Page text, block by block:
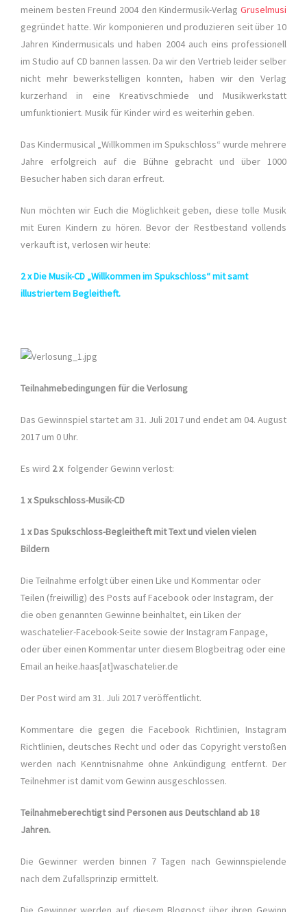
meinem besten Freund 2004 den Kindermusik-Verlag Gruselmusi
gegründet hatte. Wir komponieren und produzieren seit über 10
Jahren Kindermusicals und haben 2004 auch eins professionell
im Studio auf CD bannen lassen. Da wir den Vertrieb leider selber
nicht mehr bewerkstelligen konnten, haben wir den Verlag
kurzerhand in eine Kreativschmiede und Musikwerkstatt
umfunktioniert. Musik für Kinder wird es weiterhin geben.
Das Kindermusical „Willkommen im Spukschloss“ wurde mehrere
Jahre erfolgreich auf die Bühne gebracht und über 1000
Besucher haben sich daran erfreut.
Nun möchten wir Euch die Möglichkeit geben, diese tolle Musik
mit Euren Kindern zu hören. Bevor der Restbestand vollends
verkauft ist, verlosen wir heute:
2 x Die Musik-CD „Willkommen im Spukschloss“ mit samt
illustriertem Begleitheft.
Teilnahmebedingungen für die Verlosung
Das Gewinnspiel startet am 31. Juli 2017 und endet am 04. August
2017 um 0 Uhr.
Es wird 2 xfolgender Gewinn verlost:
1 x Spukschloss-Musik-CD
1 x Das Spukschloss-Begleitheft mit Text und vielen vielen
Bildern
Die Teilnahme erfolgt über einen Like und Kommentar oder
Teilen (freiwillig) des Posts auf Facebook oder Instagram, der
die oben genannten Gewinne beinhaltet, ein Liken der
waschatelier-Facebook-Seite sowie der Instagram Fanpage,
oder über einen Kommentar unter diesem Blogbeitrag oder eine
Email an heike.haas[at]waschatelier.de
Der Post wird am 31. Juli 2017 veröffentlicht.
Kommentare die gegen die Facebook Richtlinien, Instagram
Richtlinien, deutsches Recht und oder das Copyright verstoßen
werden nach Kenntnisnahme ohne Ankündigung entfernt. Der
Teilnehmer ist damit vom Gewinn ausgeschlossen.
Teilnahmeberechtigt sind Personen aus Deutschland ab 18
Jahren.
Die Gewinner werden binnen 7 Tagen nach Gewinnspielende
nach dem Zufallsprinzip ermittelt.